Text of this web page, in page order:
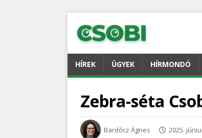
HÍREK ÜGYEK HÍRMONDÓ
Zebra-séta
Bardócz Ágnes 2025.